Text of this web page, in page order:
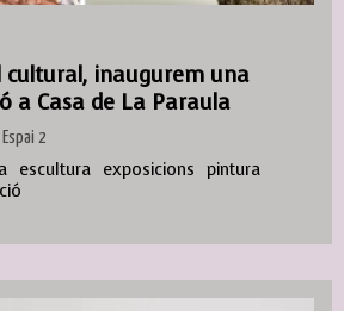
cultural, inaugurem una
a Casa de La Paraula
2
escultura exposicions pintura